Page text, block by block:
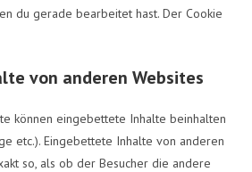
du gerade bearbeitet hast. Der Cookie
von anderen Websites
können eingebettete Inhalte beinhalten
etc.). Eingebettete Inhalte von anderen
so, als ob der Besucher die andere